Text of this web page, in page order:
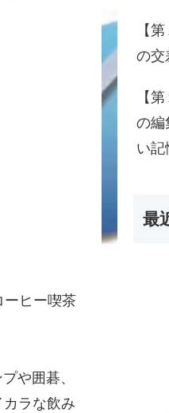
ーヒー喫茶
や囲碁、
ラな飲み
【
の交
【
の
い記
最